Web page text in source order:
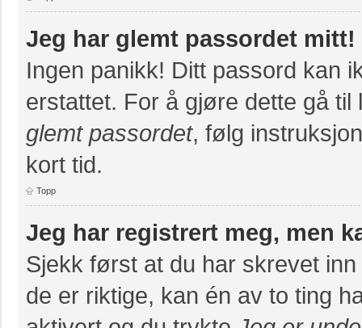
Jeg har glemt passordet mitt!
Ingen panikk! Ditt passord kan
erstattet. For å gjøre dette gå
glemt passordet, følg
kort tid.
Topp
Jeg har registrert meg, men
Sjekk først at du har skrevet
de er riktige, kan én av to ting